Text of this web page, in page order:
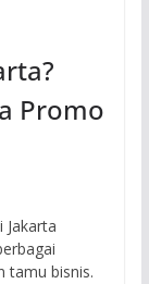
Promo
Jakarta
tamu bisnis.